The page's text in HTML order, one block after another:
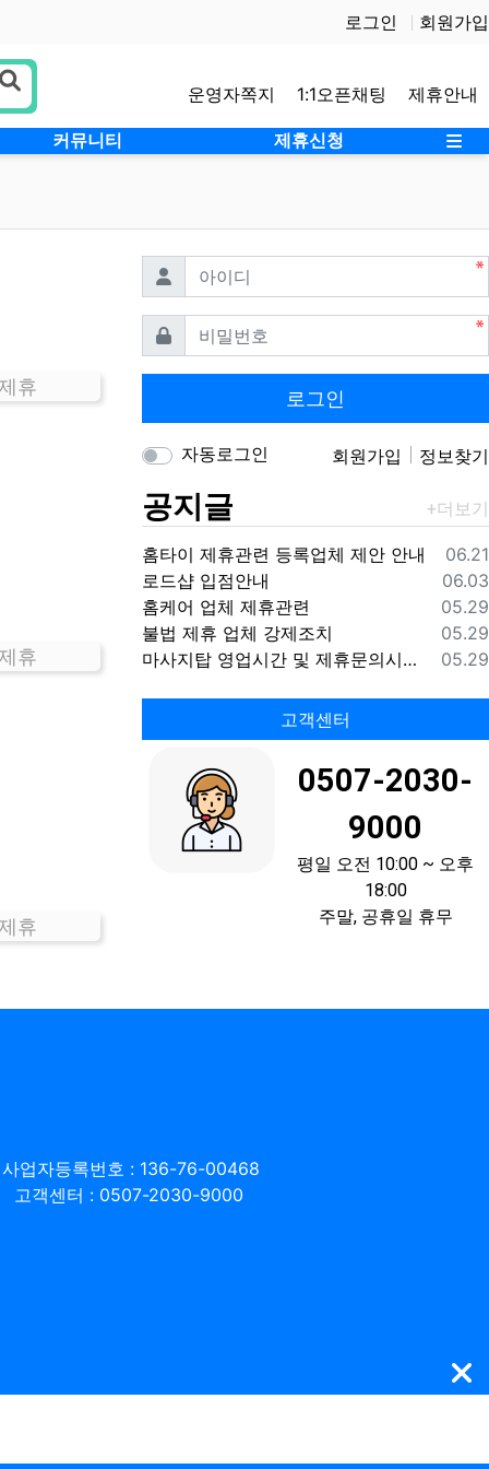
로그인 회원가입
운영자쪽지 1:1오픈채팅 제휴안내
커뮤니티 제휴신청 사
휴
휴
휴
아이디 필수
비밀번호필수
로그인
자동로그인 회원가입 정보찾기
공지글
등록
06.21
홈타이 제휴관련 등록업체 제안 안내
등록
06.03
로드샵 입점안내
등록
05.29
홈케어 업체 제휴관련
등록
05.29
불법 제휴 업체 강제조치
등록
05.29
마사지탑 영업시간 및 제휴문의시간 안내
고객센터
0507-2030-
9000
평일 오전 10:00 ~ 오후
18:00
주말, 공휴일 휴무
사업자등록번호 : 136-76-00468
고객센터 : 0507-2030-9000